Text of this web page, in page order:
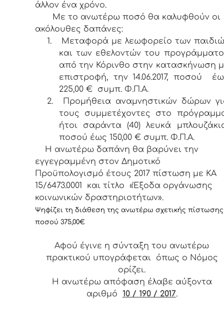
άλλον ένα χρόνο.
Με το ανωτέρω ποσό θα καλυφθούν οι
ακόλουθες δαπάνες:
1.
Μεταφορά με λεωφορείο των
και των εθελοντών του
από την Κόρινθο στην κατασκήνωση
επιστροφή, την 14.06.2017, ποσού
225,00 € συμπ. Φ.Π.Α.
2.
Προμήθεια αναμνηστικών δώρων
τους συμμετέχοντες στο
ήτοι σαράντα (40) λευκά
ποσού έως 150,00 € συμπ. Φ.Π.Α.
Η ανωτέρω δαπάνη θα βαρύνει την
εγγεγραμμένη στον Δημοτικό
Προϋπολογισμό έτους 2017 πίστωση με ΚΑ
15/6473.0001 και τίτλο «Έξοδα οργάνωσης
κοινωνικών δραστηριοτήτων».
Ψηφίζει τη διάθεση της ανωτέρω σχετικής πίστωσης
ποσού 375,00€
Αφού έγινε η σύνταξη του ανωτέρω
πρακτικού υπογράφεται όπως ο Νόμος
ορίζει.
Η ανωτέρω απόφαση έλαβε αύξοντα
αριθμό 10 / 190 / 2017.